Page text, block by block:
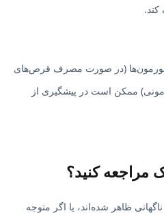
کند.
هورمون‌ها (در صورت مصرف قرص‌های
ممکن است در پیشگیری از
مراجعه کنید؟
ظاهر شده‌اند، یا اگر متوجه